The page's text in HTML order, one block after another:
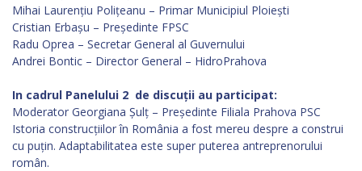
Mihai Laurențiu Polițeanu – Primar Municipiul Ploiești
Cristian Erbașu – Președinte FPSC
Radu Oprea – Secretar General al Guvernului
Andrei Bontic – Director General – HidroPrahova
In cadrul Panelului 2 de discuții au participat:
Moderator Georgiana Șulț – Președinte Filiala Prahova PSC
Istoria construcțiilor în România a fost mereu despre a construi
cu puțin. Adaptabilitatea este super puterea antreprenorului
român.